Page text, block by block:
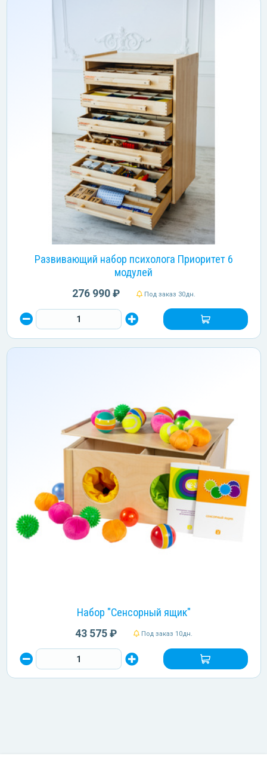
Развивающий набор психолога Приоритет 6
модулей
276 990 ₽ Под заказ 30дн.
Набор "Сенсорный ящик"
43 575 ₽ Под заказ 10дн.